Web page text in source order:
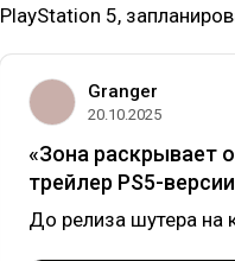
PlayStation 5,
Granger
20.10.2025
«Зона раскрывает
трейлер PS5-версии
До релиза шутера на